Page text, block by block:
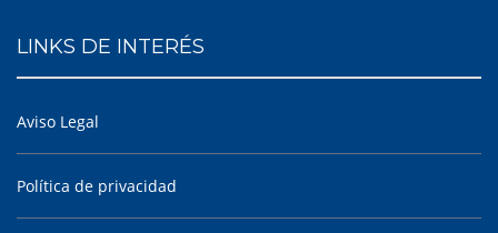
LINKS DE INTERÉS
Aviso Legal
Política de privacidad